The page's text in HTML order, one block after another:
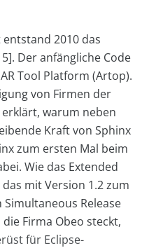
2010 das
Der anfängliche Code
Tool Platform (Artop).
von Firmen der
warum neben
Kraft von Sphinx
zum ersten Mal beim
Wie das Extended
das mit Version 1.2 zum
Release
Firma Obeo steckt,
für Eclipse-